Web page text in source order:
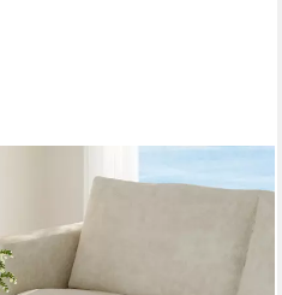
Sandfarben (Oatmeal)